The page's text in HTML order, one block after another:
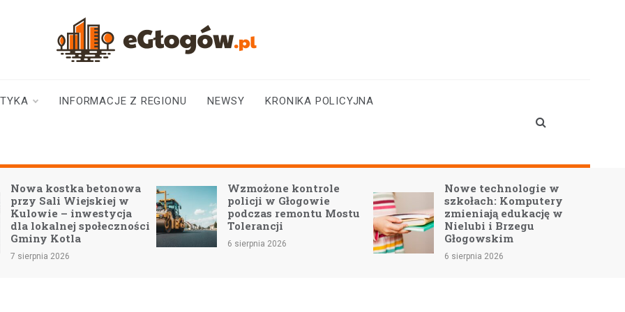
INFORMACJE Z REGIONU NEWSY KRONIKA POLICYJNA
Wzmożone kontrole
policji w Głogowie
podczas remontu Mostu
Tolerancji
6 sierpnia 2026
Nowe technologie w
szkołach: Komputery
zmieniają edukację w
Nielubi i Brzegu
Głogowskim
Nowa era świetlicy w
Słonem – modernizacja
nabiera tempa!
5 sierpnia 2026